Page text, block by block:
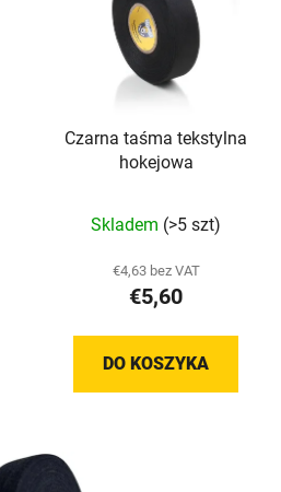
Czarna taśma tekstylna
hokejowa
ocena
produktu
wynosi
na
Skladem (>5 szt)
€4,63 bez VAT
€5,60
DO KOSZYKA